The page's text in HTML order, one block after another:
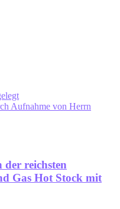
Aufnahme von Herrn
reichsten
Gas Hot Stock mit